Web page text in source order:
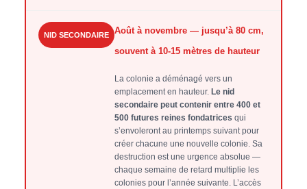
NID SECONDAIRE
Août à novembre — jusqu’à 80 cm,
souvent à 10-15 mètres de hauteur
La colonie a déménagé vers un
emplacement en hauteur. Le nid
secondaire peut contenir entre 400 et
500 futures reines fondatrices qui
s’envoleront au printemps suivant pour
créer chacune une nouvelle colonie. Sa
destruction est une urgence absolue —
chaque semaine de retard multiplie les
colonies pour l’année suivante. L’accès